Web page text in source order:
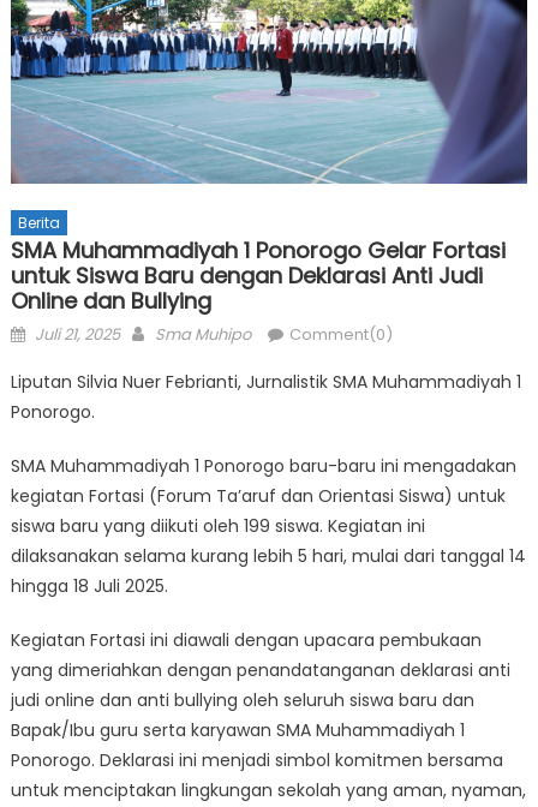
Berita
SMA Muhammadiyah 1 Ponorogo Gelar Fortasi
untuk Siswa Baru dengan Deklarasi Anti Judi
Online dan Bullying
Posted
Juli 21, 2025 Author
Sma Muhipo Comment(0)
Liputan Silvia Nuer Febrianti, Jurnalistik SMA Muhammadiyah 1
Ponorogo.
SMA Muhammadiyah 1 Ponorogo baru-baru ini mengadakan
kegiatan Fortasi (Forum Ta’aruf dan Orientasi Siswa) untuk
siswa baru yang diikuti oleh 199 siswa. Kegiatan ini
dilaksanakan selama kurang lebih 5 hari, mulai dari tanggal 14
hingga 18 Juli 2025.
Kegiatan Fortasi ini diawali dengan upacara pembukaan
yang dimeriahkan dengan penandatanganan deklarasi anti
judi online dan anti bullying oleh seluruh siswa baru dan
Bapak/Ibu guru serta karyawan SMA Muhammadiyah 1
Ponorogo. Deklarasi ini menjadi simbol komitmen bersama
untuk menciptakan lingkungan sekolah yang aman, nyaman,